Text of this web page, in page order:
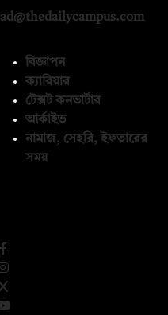
ad@thedailycampus.com
বিজ্ঞাপন
ক্যারিয়ার
টেক্সট কনভার্টার
আর্কাইভ
নামাজ, সেহরি, ইফতারের
সময়